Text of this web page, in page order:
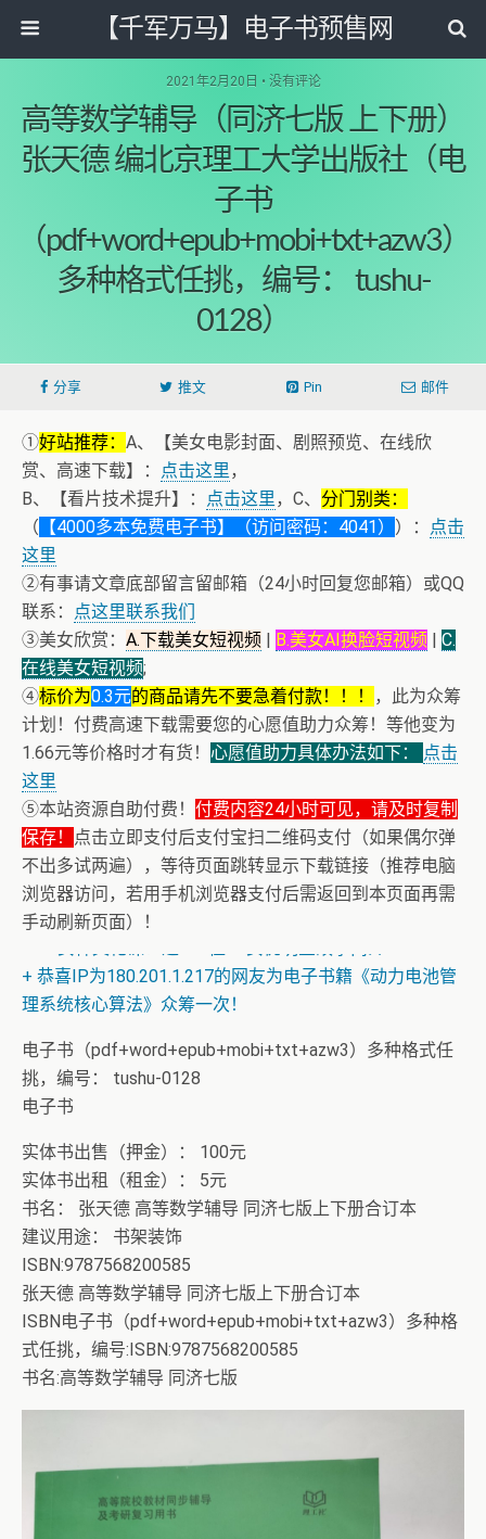
【千军万马】电子书预售网
2021年2月20日 • 没有评论
高等数学辅导（同济七版 上下册）
张天德 编北京理工大学出版社（电
子书
（pdf+word+epub+mobi+txt+azw3）
多种格式任挑，编号： tushu-
0128）
分享 推文 Pin 邮件
①好站推荐： A、【美女电影封面、剧照预览、在线欣
赏、高速下载】：
点击这里，
B、【看片技术提升】：
点击这里，C、 分门别类：
（ 【4000多本免费电子书】（访问密码：4041） ）：
点击
这里
②有事请文章底部留言留邮箱（24小时回复您邮箱）或QQ
联系：
点这里联系我们
③美女欣赏： A.下载美女短视频 | B.美女AI换脸短视频 | C.
在线美女短视频;
④标价为0.3元的商品请先不要急着付款！！！
，此为众筹
计划！付费高速下载需要您的心愿值助力众筹！等他变为
1.66元等价格时才有货！ 心愿值助力具体办法如下：
点击
这里
⑤本站资源自助付费！ 付费内容24小时可见，请及时复制
保存！
点击立即支付后支付宝扫二维码支付（如果偶尔弹
不出多试两遍），等待页面跳转显示下载链接（推荐电脑
浏览器访问，若用手机浏览器支付后需返回到本页面再需
手动刷新页面）！
+ AV女神三上悠亚AI换脸小视频
+ 恭喜IP为180.201.1.217的网友为电子书籍《动力电池管
理系统核心算法》众筹一次！
电子书（pdf+word+epub+mobi+txt+azw3）多种格式任
挑，编号： tushu-0128
电子书
实体书出售（押金）： 100元
实体书出租（租金）： 5元
书名： 张天德 高等数学辅导 同济七版上下册合订本
建议用途： 书架装饰
ISBN:9787568200585
张天德 高等数学辅导 同济七版上下册合订本
ISBN电子书（pdf+word+epub+mobi+txt+azw3）多种格
式任挑，编号:ISBN:9787568200585
书名:高等数学辅导 同济七版